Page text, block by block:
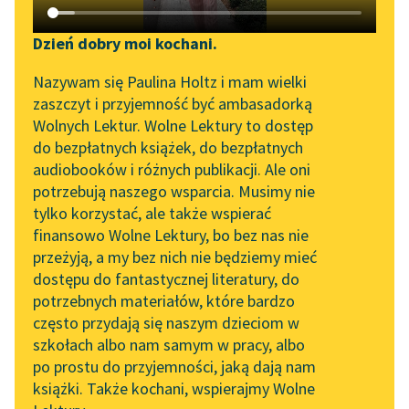
Katalog DAISY
Podkasty o książkach
Zgłoś brak utworu
Aktualności
„Prokurator Alicja Horn”
do słuchania
Byliśmy częścią AI Impact
Lab
Zapraszamy na spotkanie
online z tłumaczkami
literatury skandynawskiej
Spotkanie z Katarzyną
Tunkiel w Oslo
102. lata temu zmarł
Joseph Conrad
Narzędzia
Mapa Wolnych Lektur
Leśmianator
Przewodnik dla piszących i
czytających
API
OAI-PMH
Widget Wolnych Lektur
Przypisy
Dzień dobry moi kochani.
Nazywam się Paulina Holtz i mam wielki
zaszczyt i przyjemność być ambasadorką
Wolnych Lektur. Wolne Lektury to dostęp
do bezpłatnych książek, do bezpłatnych
audiobooków i różnych publikacji. Ale oni
potrzebują naszego wsparcia. Musimy nie
tylko korzystać, ale także wspierać
finansowo Wolne Lektury, bo bez nas nie
przeżyją, a my bez nich nie będziemy mieć
dostępu do fantastycznej literatury, do
potrzebnych materiałów, które bardzo
często przydają się naszym dzieciom w
szkołach albo nam samym w pracy, albo
po prostu do przyjemności, jaką dają nam
książki. Także kochani, wspierajmy Wolne
Sortuj:
powieści dla dzieci i młodzieży Pozytywizm
Johanna Spyri